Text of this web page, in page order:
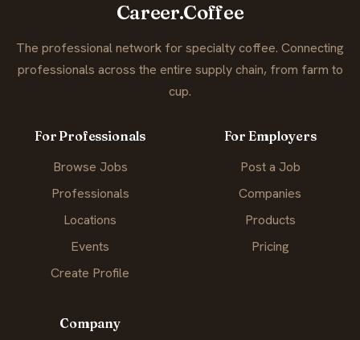
Career.Coffee
The professional network for specialty coffee. Connecting
professionals across the entire supply chain, from farm to
cup.
For Professionals
Browse Jobs
Professionals
Locations
Events
Create Profile
For Employers
Post a Job
Companies
Products
Pricing
Company